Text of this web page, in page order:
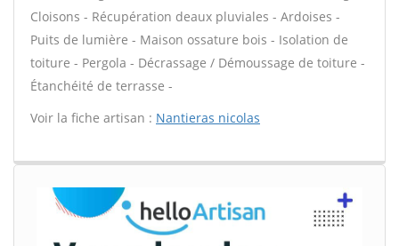
Cloisons - Récupération deaux pluviales - Ardoises -
Puits de lumière - Maison ossature bois - Isolation de
toiture - Pergola - Décrassage / Démoussage de toiture -
Étanchéité de terrasse -
Voir la fiche artisan : Nantieras nicolas